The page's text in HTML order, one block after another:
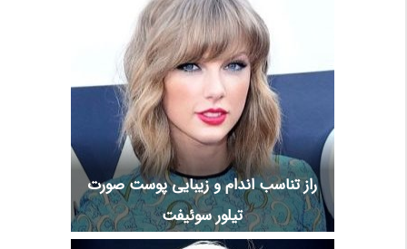
راز تناسب اندام و زیبایی پوست صورت
تیلور سوئیفت